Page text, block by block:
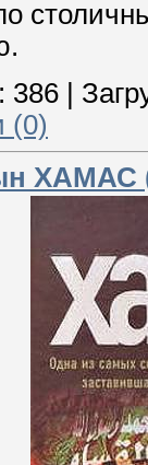
386
(0)
ХАМАС